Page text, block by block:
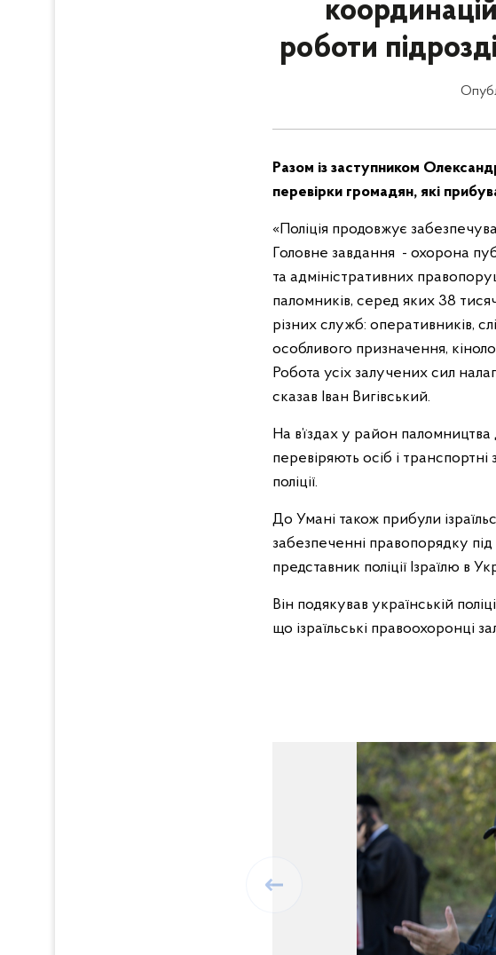
роботи
Разом із заступником
перевірки громадян, які
«Поліція продовжує
Головне завдання - охорона
та адміністративних
паломників, серед яких 38
різних служб: оперативників,
особливого призначення,
Робота усіх залучених сил
сказав Іван Вигівський.
На в’їздах у район
перевіряють осіб і транспортні
поліції.
До Умані також прибули
забезпеченні правопорядку
представник поліції Ізраїлю в
Він подякував українській
що ізраїльські правоохоронці